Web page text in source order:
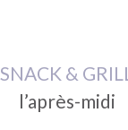
SNACK & GRILL
l’après-midi